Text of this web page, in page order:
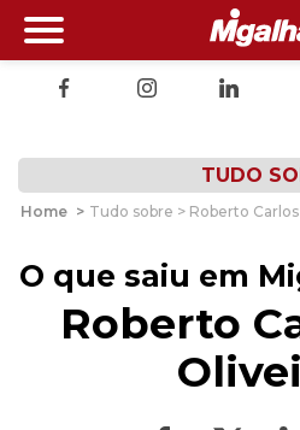
TUDO
Home > Tudo sobre > Roberto
O que saiu em
Roberto